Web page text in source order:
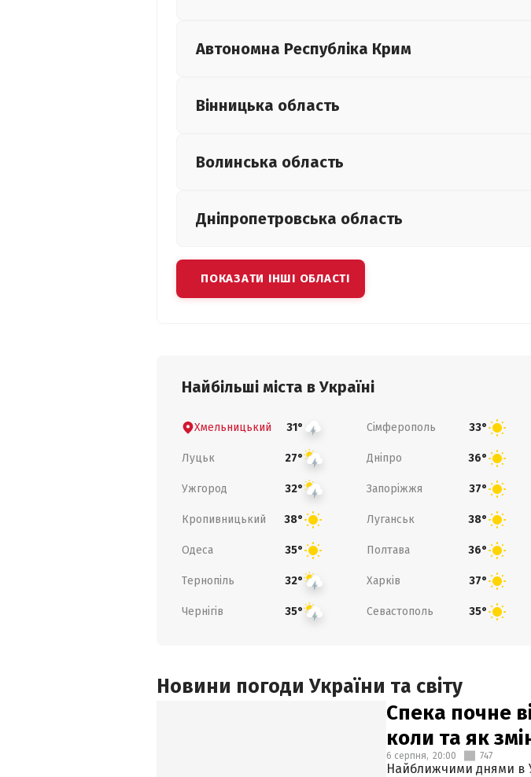
Автономна Республіка Крим
Вінницька область
Волинська область
Дніпропетровська область
ПОКАЗАТИ ІНШІ ОБЛАСТІ
Найбільші міста в Україні
Хмельницький 31° Сімферополь 33°
Луцьк 27° Дніпро 36°
Ужгород 32° Запоріжжя 37°
Кропивницький 38° Луганськ 38°
Одеса 35° Полтава 36°
Тернопіль 32° Харків 37°
Чернігів 35° Севастополь 35°
Новини погоди України та світу
Спека почне
коли та як
6 серпня, 20:00 747
Найближчими днями в